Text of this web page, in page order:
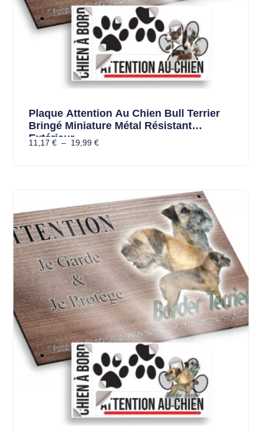
Plaque Attention Au Chien Bull Terrier
Bringé Miniature Métal Résistant
Extérieur
11,17 € – 19,99 €